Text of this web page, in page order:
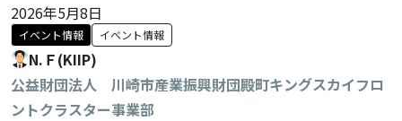
2026年5月8日
イベント情報 イベント情報
N.Ｆ(KIIP)
公益財団法人 川崎市産業振興財団殿町キングスカイフロ
ントクラスター事業部